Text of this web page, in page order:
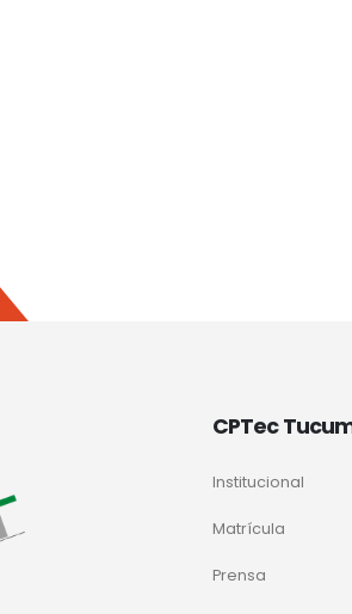
CPTec
Institucional
Matrícula
Prensa